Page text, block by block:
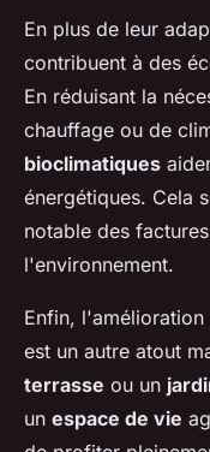
En plus de leur
contribuent à des
En réduisant la
chauffage ou de
bioclimatiques
énergétiques. Cela
notable des
l'environnement.
Enfin,
est un autre atout
terrasse ou un
un espace de vie